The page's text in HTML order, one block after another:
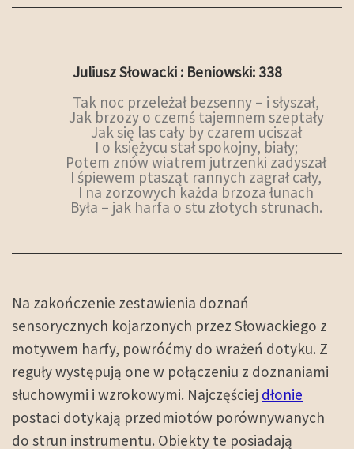
Juliusz Słowacki : Beniowski: 338
Tak noc przeleżał bezsenny – i słyszał,
Jak brzozy o czemś tajemnem szeptały
Jak się las cały by czarem uciszał
I o księżycu stał spokojny, biały;
Potem znów wiatrem jutrzenki zadyszał
I śpiewem ptasząt rannych zagrał cały,
I na zorzowych każda brzoza łunach
Była – jak harfa o stu złotych strunach.
Na zakończenie zestawienia doznań
sensorycznych kojarzonych przez Słowackiego z
motywem harfy, powróćmy do wrażeń dotyku. Z
reguły występują one w połączeniu z doznaniami
słuchowymi i wzrokowymi. Najczęściej dłonie
postaci dotykają przedmiotów porównywanych
do strun instrumentu. Obiekty te posiadają